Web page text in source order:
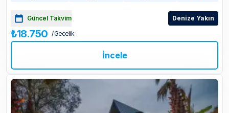
Güncel Takvim Denize Yakın
₺18.750 / Gecelik
İncele